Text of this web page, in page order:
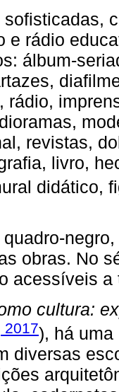
e rádio
álbum-
rádio,
revistas,
livro,
didático,
obras. No
acessíveis
cultura:
2017), há
diversas